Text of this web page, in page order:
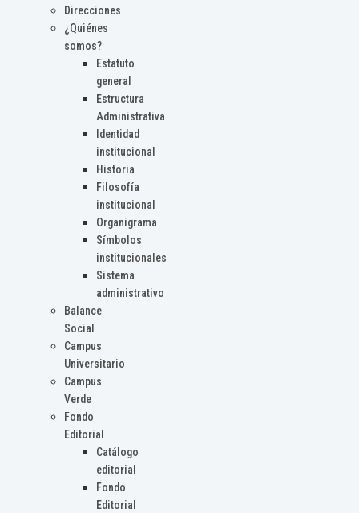
Direcciones
¿Quiénes
somos?
Estatuto
general
Estructura
Administrativa
Identidad
institucional
Historia
Filosofía
institucional
Organigrama
Símbolos
institucionales
Sistema
administrativo
Balance
Social
Campus
Universitario
Campus
Verde
Fondo
Editorial
Catálogo
editorial
Fondo
Editorial